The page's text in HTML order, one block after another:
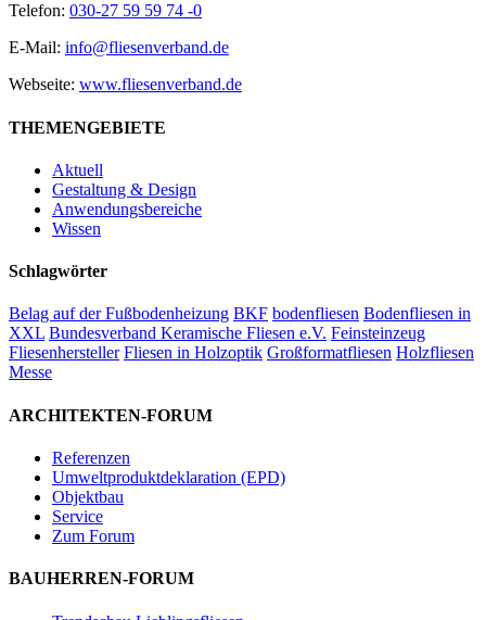
Telefon: 030-27 59 59 74 -0
E-Mail: info@fliesenverband.de
Webseite: www.fliesenverband.de
THEMENGEBIETE
Aktuell
Gestaltung & Design
Anwendungsbereiche
Wissen
Schlagwörter
Belag auf der Fußbodenheizung BKF bodenfliesen Bodenfliesen in
XXL Bundesverband Keramische Fliesen e.V. Feinsteinzeug
Fliesenhersteller Fliesen in Holzoptik Großformatfliesen Holzfliesen
Messe
ARCHITEKTEN-FORUM
Referenzen
Umweltproduktdeklaration (EPD)
Objektbau
Service
Zum Forum
BAUHERREN-FORUM